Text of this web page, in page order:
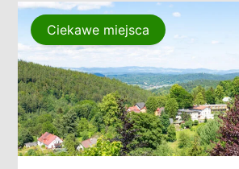
Ciekawe miejsca